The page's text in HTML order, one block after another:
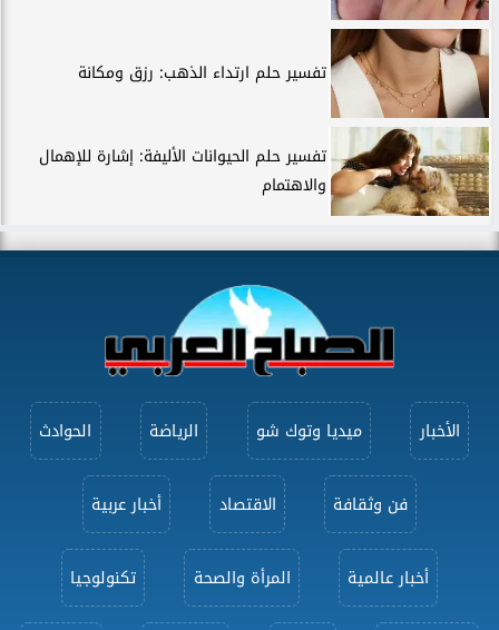
تفسير حلم ارتداء الذهب: رزق ومكانة
تفسير حلم الحيوانات الأليفة: إشارة للإهمال
والاهتمام
الأخبار ميديا وتوك شو الرياضة الحوادث
فن وثقافة الاقتصاد أخبار عربية
أخبار عالمية المرأة والصحة تكنولوجيا